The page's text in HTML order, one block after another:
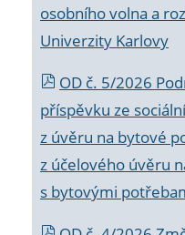
osobního volna a
Univerzity Karlovy
OD č. 5/2026
příspěvku ze
z úvěru na bytové
z účelového úvěru
s bytovými